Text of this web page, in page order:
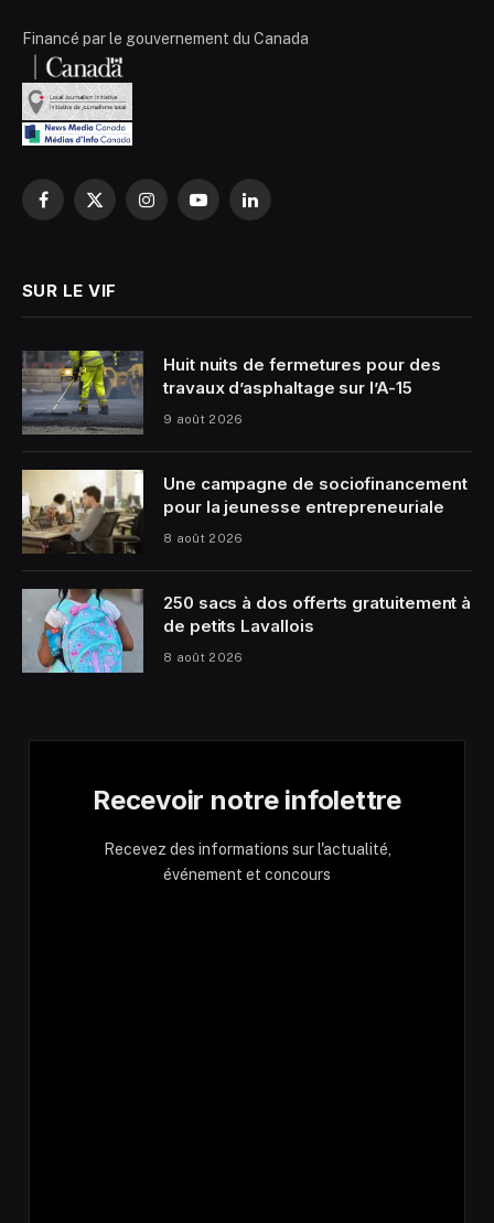
Financé par le gouvernement du Canada
Facebook
X
InstagramYouTubeLinkedIn
SUR LE VIF
Huit nuits de fermetures pour des
travaux d’asphaltage sur l’A-15
9 août 2026
Une campagne de sociofinancement
pour la jeunesse entrepreneuriale
8 août 2026
250 sacs à dos offerts gratuitement à
de petits Lavallois
8 août 2026
Recevoir notre infolettre
Recevez des informations sur l'actualité,
événement et concours